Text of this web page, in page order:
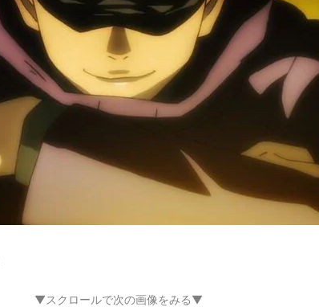
▼スクロールで次の画像をみる▼